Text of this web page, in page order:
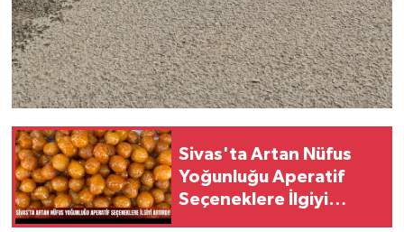
Sivas'ta Artan Nüfus
Yoğunluğu Aperatif
Seçeneklere İlgiyi